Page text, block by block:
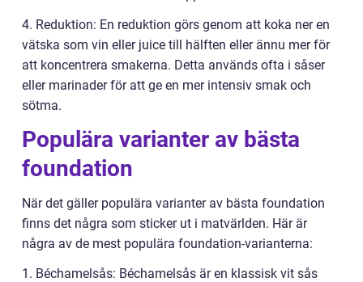
4. Reduktion: En reduktion görs genom att koka ner en
vätska som vin eller juice till hälften eller ännu mer för
att koncentrera smakerna. Detta används ofta i såser
eller marinader för att ge en mer intensiv smak och
sötma.
Populära varianter av bästa
foundation
När det gäller populära varianter av bästa foundation
finns det några som sticker ut i matvärlden. Här är
några av de mest populära foundation-varianterna:
1. Béchamelsås: Béchamelsås är en klassisk vit sås